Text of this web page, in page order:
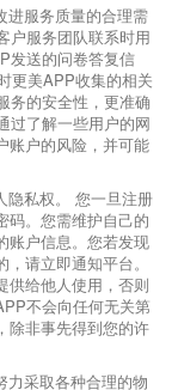
进服务质量的合理需
户服务团队联系时用
发送的问卷答复信
更美APP收集的相关
务的安全性，更准确
过了解一些用户的网
账户的风险，并可能
隐私权。 您一旦注册
码。您需维护自己的
账户信息。您若发现
请立即通知平台。
供给他人使用，否则
不会向任何无关第
除非事先得到您的许
力采取各种合理的物